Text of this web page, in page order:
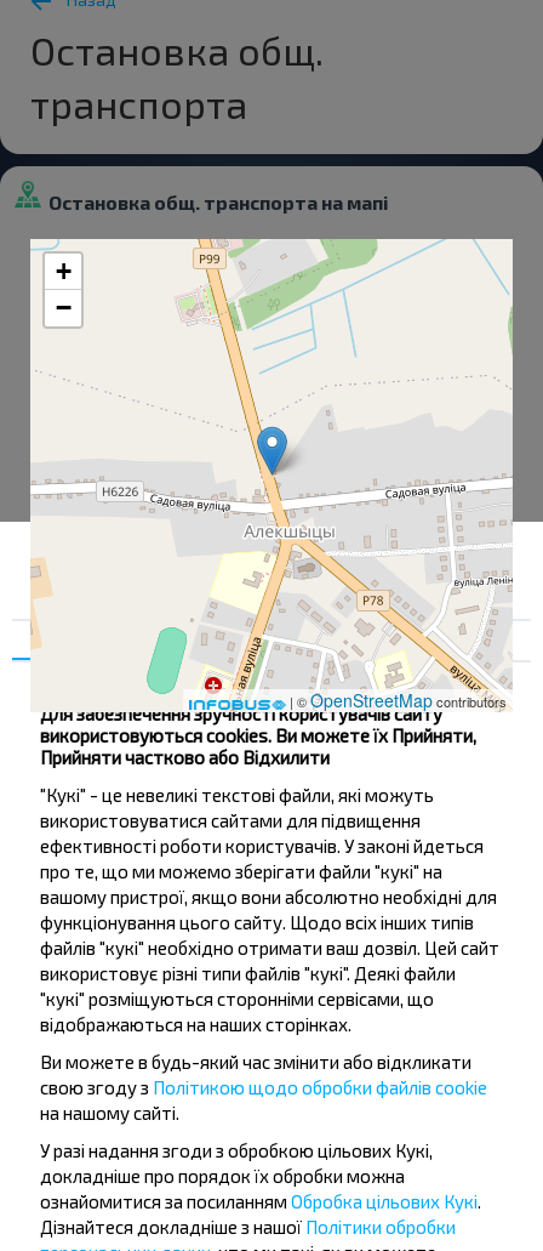
Остановка общ.
транспорта
Остановка общ. транспорта на мапі
+
−
| ©OpenStreetMapcontributors
Остановка общ. транспорта
Бажаєте
подорожувати
дешевше?
Не пропусти акції, знижки та спеціальні
пропозиції, INFOBUS. Підпишись на розсилку та
подорожуй з нами дешевше!
Деталі Про нас
Для забезпечення зручності користувачів сайту
використовуються cookies. Ви можете їх Прийняти,
Прийняти частково або Відхилити
"Кукі" - це невеликі текстові файли, які можуть
використовуватися сайтами для підвищення
ефективності роботи користувачів. У законі йдеться
про те, що ми можемо зберігати файли "кукі" на
вашому пристрої, якщо вони абсолютно необхідні для
функціонування цього сайту. Щодо всіх інших типів
файлів "кукі" необхідно отримати ваш дозвіл. Цей сайт
використовує різні типи файлів "кукі". Деякі файли
"кукі" розміщуються сторонніми сервісами, що
відображаються на наших сторінках.
Ви можете в будь-який час змінити або відкликати
свою згоду з Політикою щодо обробки файлів cookie
на нашому сайті.
У разі надання згоди з обробкою цільових Кукі,
докладніше про порядок їх обробки можна
ознайомитися за посиланням Обробка цільових Кукі.
Дізнайтеся докладніше з нашої Політики обробки